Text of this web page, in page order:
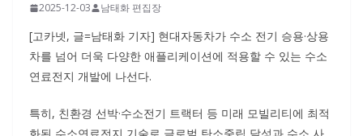
2025-12-03 남태화 편집장
[고카넷, 글=남태화 기자] 현대자동차가 수소 전기 승용·상용
차를 넘어 더욱 다양한 애플리케이션에 적용할 수 있는 수소
연료전지 개발에 나선다.
특히, 친환경 선박·수소전기 트랙터 등 미래 모빌리티에 최적